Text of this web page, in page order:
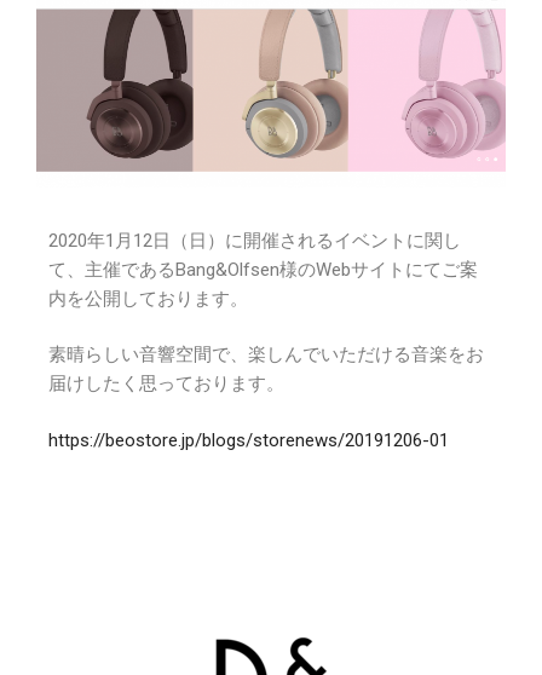
2020年1月12日（日）に開催されるイベントに関し
て、主催であるBang&Olfsen様のWebサイトにてご案
内を公開しております。
素晴らしい音響空間で、楽しんでいただける音楽をお
届けしたく思っております。
https://beostore.jp/blogs/storenews/20191206-01